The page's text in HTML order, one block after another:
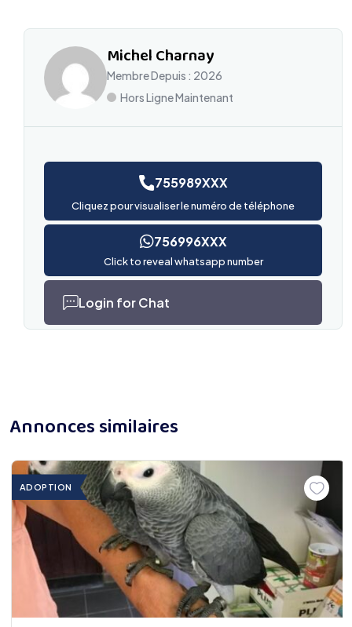
Michel Charnay
Membre Depuis : 2026
Hors Ligne Maintenant
755989XXX
Cliquez pour visualiser le numéro de téléphone
756996XXX
Click to reveal whatsapp number
Login for Chat
Annonces similaires
ADOPTION